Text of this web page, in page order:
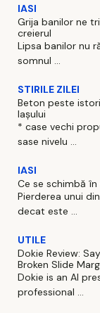
IASI
Grija banilor ne
creierul
Lipsa banilor nu
somnul ...
STIRILE ZILEI
Beton peste
Iașului
* case vechi
sase nivelu ...
IASI
Ce se schimbă
Pierderea unui
decat este ...
UTILE
Dokie Review:
Broken Slide
Dokie is an AI
professional ...